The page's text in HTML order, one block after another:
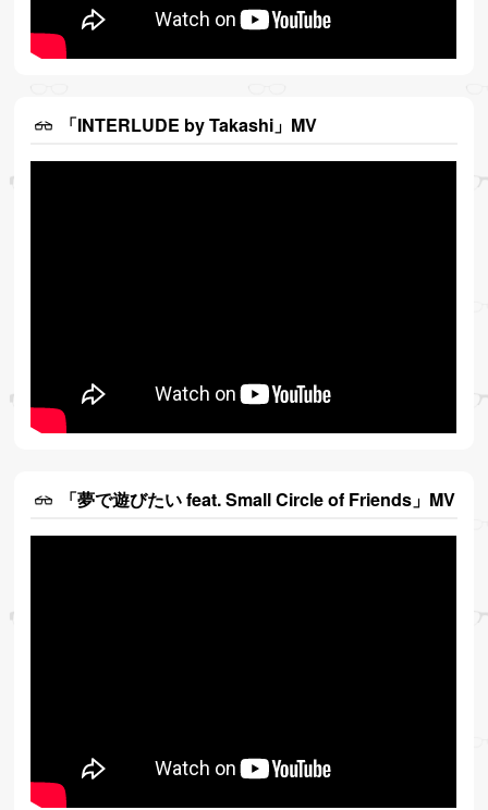
「INTERLUDE by Takashi」MV
「夢で遊びたい feat. Small Circle of Friends」MV